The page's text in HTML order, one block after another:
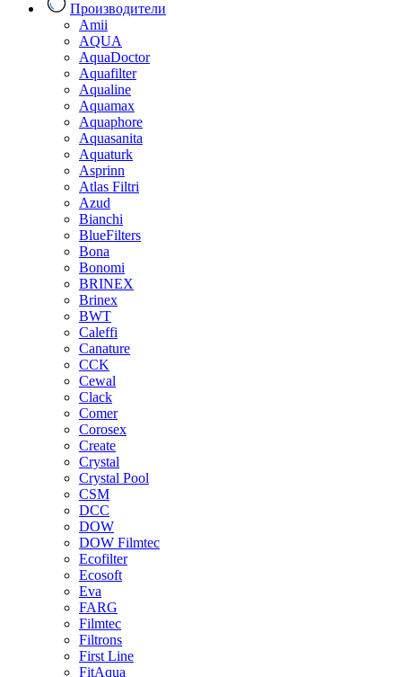
Производители
Amii
AQUA
AquaDoctor
Aquafilter
Aqualine
Aquamax
Aquaphore
Aquasanita
Aquaturk
Asprinn
Atlas Filtri
Azud
Bianchi
BlueFilters
Bona
Bonomi
BRINEX
Brinex
BWT
Caleffi
Canature
CCK
Cewal
Clack
Comer
Corosex
Create
Crystal
Crystal Pool
CSM
DCC
DOW
DOW Filmtec
Ecofilter
Ecosoft
Eva
FARG
Filmtec
Filtrons
First Line
FitAqua